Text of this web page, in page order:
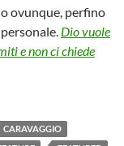
ovunque, perfino
Dio vuole
e non ci chiede
CARAVAGGIO